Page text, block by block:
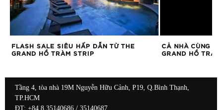
FLASH SALE SIÊU HẤP DẪN TỪ THE
GRAND HỒ TRÀM STRIP
CẢ NHÀ CÙNG
GRAND HỒ
Tầng 4, tòa nhà 19M Nguyễn Hữu Cảnh, P19, Q.Bình Thạnh,
TP.HCM
ĐT: +84 8 35140686 / 35140687